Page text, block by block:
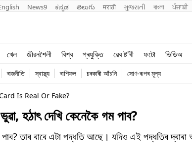
News9 ಕನ್ನಡ తెలుగు मराठी ગુજરાતી বাংলা ਪੰਜਾਬੀ
খেল জীৱনশৈলী বিশ্ব প্ৰযুক্তি ৱেব ষ্ট'ৰী ফটো ভিডিঅ
খেল
ৰাজনীতি স্বাস্থ্য ৰাশিফল চৰকাৰী আঁচনি সোণ-ৰূপৰ মূল্য
Is Real Or Fake?
হঠাৎ দেখি কেনেকৈ গম পাব?
তাৰ বাবে এটা পদ্ধতি আছে। যদিও এই পদ্ধতিৰ দ্বাৰা